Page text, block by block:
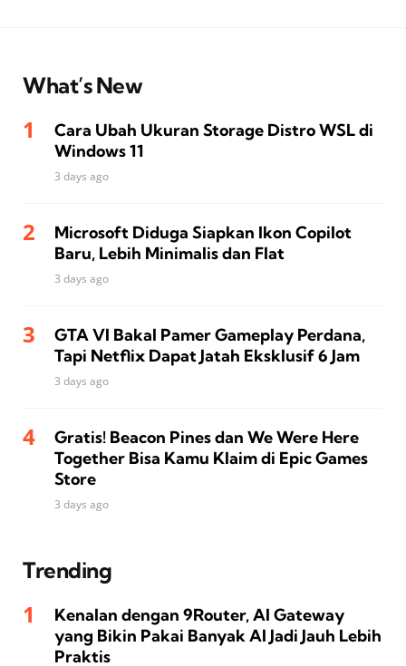
What’s New
Cara Ubah Ukuran Storage Distro WSL di
Windows 11
3 days ago
Microsoft Diduga Siapkan Ikon Copilot
Baru, Lebih Minimalis dan Flat
3 days ago
GTA VI Bakal Pamer Gameplay Perdana,
Tapi Netflix Dapat Jatah Eksklusif 6 Jam
3 days ago
Gratis! Beacon Pines dan We Were Here
Together Bisa Kamu Klaim di Epic Games
Store
3 days ago
Trending
Kenalan dengan 9Router, AI Gateway
yang Bikin Pakai Banyak AI Jadi Jauh Lebih
Praktis